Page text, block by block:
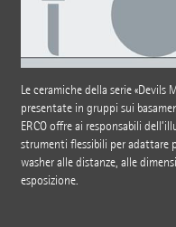
Le ceramiche della serie «Devils
presentate in gruppi sui
ERCO offre ai responsabili
strumenti flessibili per adattare
washer alle distanze, alle
esposizione.